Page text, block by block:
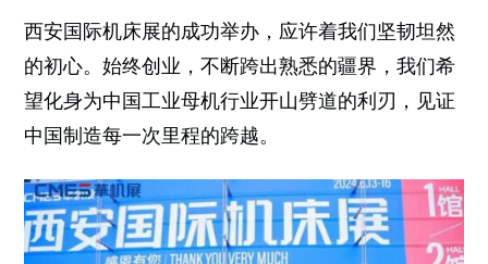
西安国际机床展的成功举办，应许着我们坚韧坦然
的初心。始终创业，不断跨出熟悉的疆界，我们希
望化身为中国工业母机行业开山劈道的利刃，见证
中国制造每一次里程的跨越。